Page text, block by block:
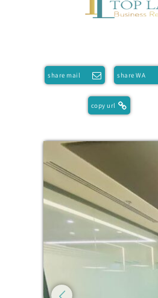
share WA
share mail
copy url